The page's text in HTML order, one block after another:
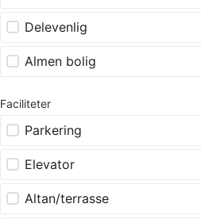
Delevenlig
Almen bolig
Faciliteter
Parkering
Elevator
Altan/terrasse